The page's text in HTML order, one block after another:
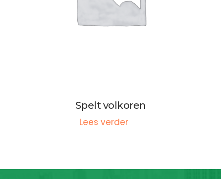
Spelt volkoren
Lees verder